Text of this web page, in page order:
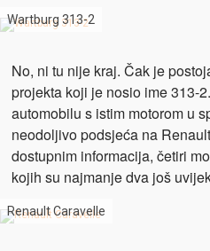
Wartburg 313-2
No, ni tu nije kraj. Čak je
projekta koji je nosio ime 313-
automobilu s istim motorom u
neodoljivo podsjeća na
dostupnim informacija, četiri
kojih su najmanje dva još
Renault Caravelle